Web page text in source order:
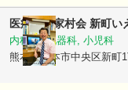
医療法人家村会 新町い
内科, 消化器科, 小児科
熊本県熊本市中央区新町